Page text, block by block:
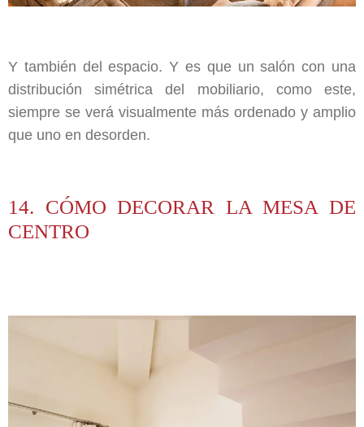
Y también del espacio. Y es que un salón con una
distribución simétrica del mobiliario, como este,
siempre se verá visualmente más ordenado y amplio
que uno en desorden.
14. CÓMO DECORAR LA MESA DE
CENTRO